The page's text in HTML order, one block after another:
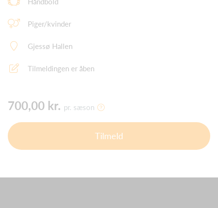
Piger/kvinder
Gjessø Hallen
Tilmeldingen er åben
700,00 kr. pr. sæson
Tilmeld